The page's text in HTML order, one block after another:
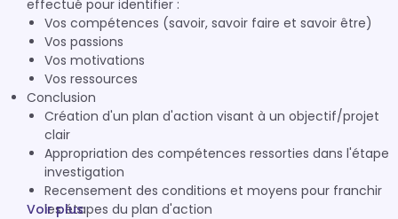
effectué pour identifier :
Vos compétences (savoir, savoir faire et savoir être)
Vos passions
Vos motivations
Vos ressources
Conclusion
Création d'un plan d'action visant à un objectif/projet
clair
Appropriation des compétences ressorties dans l'étape
investigation
Recensement des conditions et moyens pour franchir
les étapes du plan d'action
Voir plus